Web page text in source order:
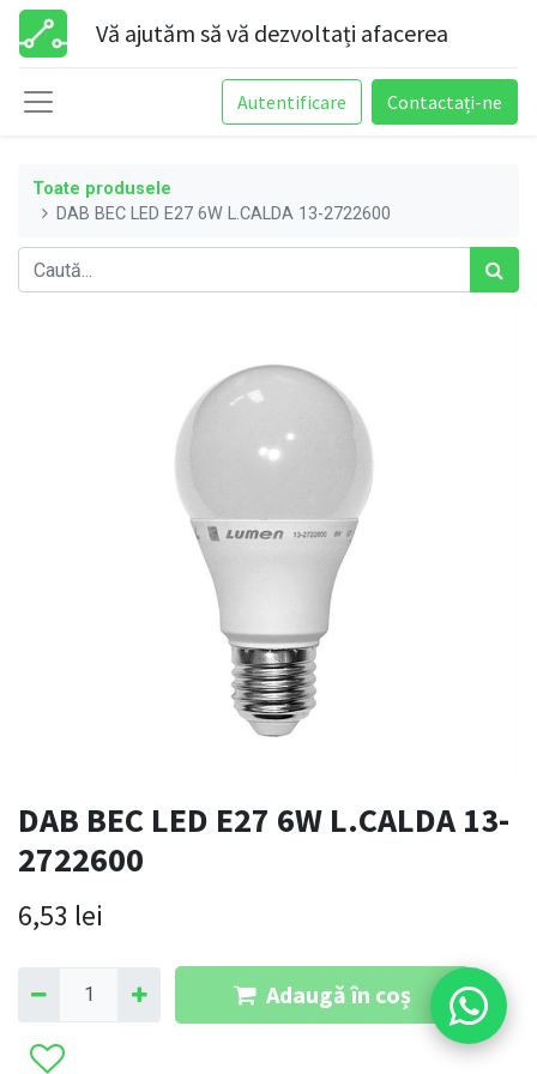
Vă ajutăm să vă dezvoltați afacerea
Autentificare Contactați-ne
Toate produsele
DAB BEC LED E27 6W L.CALDA 13-2722600
DAB BEC LED E27 6W L.CALDA 13-
2722600
6,53 lei
Adaugă în coș